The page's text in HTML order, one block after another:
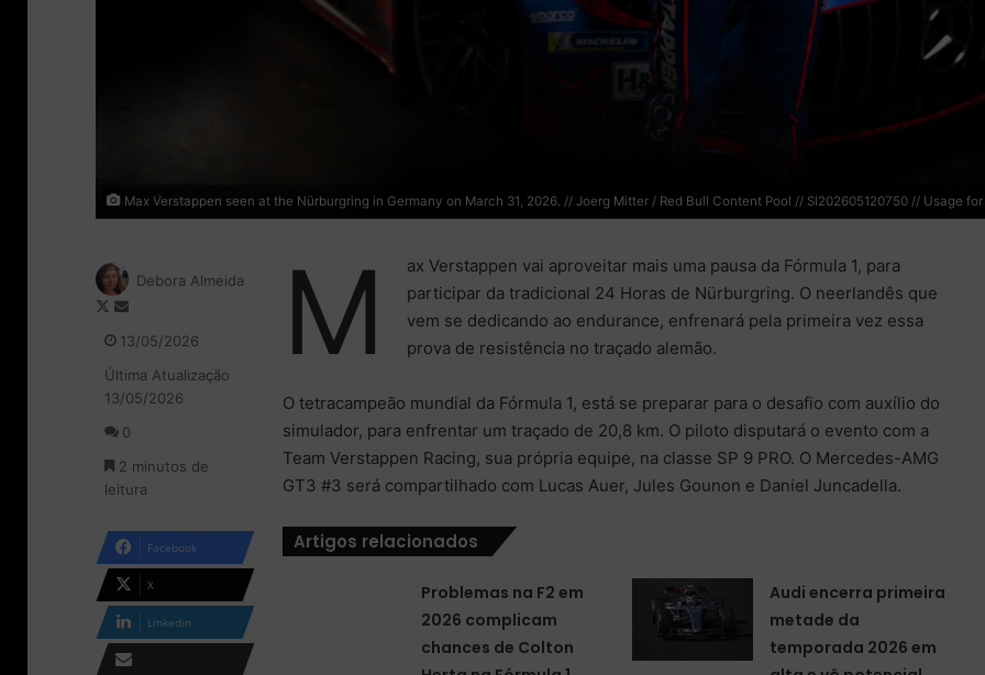
Max Verstappen seen at the Nürburgring in Germany on March 31, 2026. // Joerg Mitter / Red Bull Content Pool // SI202605120750 // Usage
M
ax Verstappen vai aproveitar mais uma pausa da Fórmula 1, para
participar da tradicional 24 Horas de Nürburgring. O neerlandês que
vem se dedicando ao endurance, enfrenará pela primeira vez essa
prova de resistência no traçado alemão.
O tetracampeão mundial da Fórmula 1, está se preparar para o desafio com auxílio do
simulador, para enfrentar um traçado de 20,8 km. O piloto disputará o evento com a
Team Verstappen Racing, sua própria equipe, na classe SP 9 PRO. O Mercedes-AMG
GT3 #3 será compartilhado com Lucas Auer, Jules Gounon e Daniel Juncadella.
Artigos relacionados
Problemas na F2 em
2026 complicam
chances de Colton
Audi encerra primeira
metade da
temporada 2026 em
Debora Almeida
F
l
o
n
X
n
d
e
e
-
i
l
13/05/2026
Última Atualização
13/05/2026
0
2 minutos de
leitura
Facebook
X
Linkedin